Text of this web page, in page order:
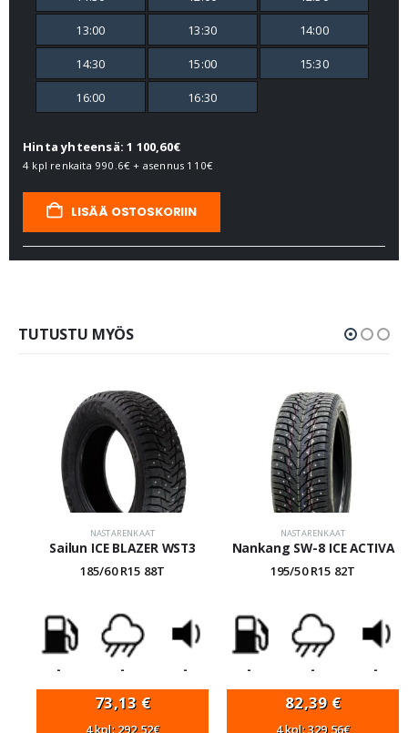
13:00 13:30 14:00
14:30 15:00 15:30
16:00 16:30
Hinta yhteensä: 1 100,60€
4 kpl renkaita 990.6€ + asennus 110€
LISÄÄ OSTOSKORIIN
TUTUSTU MYÖS
NASTARENKAAT
Sailun ICE BLAZER WST3
185/60 R15 88T
- - -
73,13 €
4 kpl: 292,52€
NASTARENKAAT
Nankang SW-8 ICE ACTIVA
195/50 R15 82T
- - -
82,39 €
4 kpl: 329,56€